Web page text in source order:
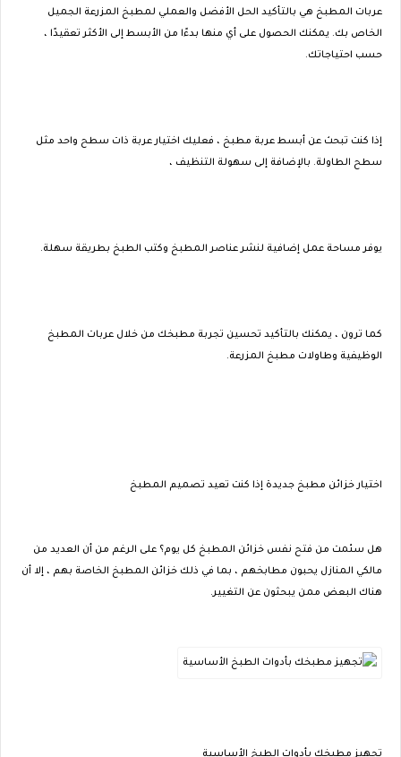
عربات المطبخ هي بالتأكيد الحل الأفضل والعملي لمطبخ المزرعة الجميل
الخاص بك. يمكنك الحصول على أي منها بدءًا من الأبسط إلى الأكثر تعقيدًا ،
حسب احتياجاتك.
إذا كنت تبحث عن أبسط عربة مطبخ ، فعليك اختيار عربة ذات سطح واحد مثل
سطح الطاولة. بالإضافة إلى سهولة التنظيف ،
يوفر مساحة عمل إضافية لنشر عناصر المطبخ وكتب الطبخ بطريقة سهلة.
كما ترون ، يمكنك بالتأكيد تحسين تجربة مطبخك من خلال عربات المطبخ
الوظيفية وطاولات مطبخ المزرعة.
اختيار خزائن مطبخ جديدة إذا كنت تعيد تصميم المطبخ
هل سئمت من فتح نفس خزائن المطبخ كل يوم؟ على الرغم من أن العديد من
مالكي المنازل يحبون مطابخهم ، بما في ذلك خزائن المطبخ الخاصة بهم ، إلا أن
هناك البعض ممن يبحثون عن التغيير.
تجهيز مطبخك بأدوات الطبخ الأساسية